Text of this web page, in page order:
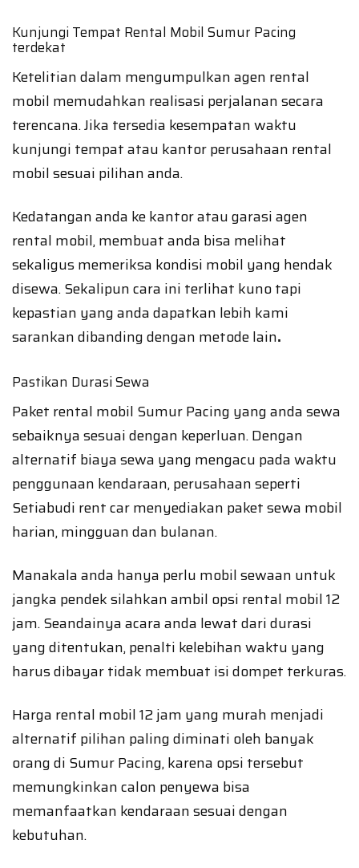
Kunjungi Tempat Rental Mobil Sumur Pacing
terdekat
Ketelitian dalam mengumpulkan agen rental
mobil memudahkan realisasi perjalanan secara
terencana. Jika tersedia kesempatan waktu
kunjungi tempat atau kantor perusahaan rental
mobil sesuai pilihan anda.
Kedatangan anda ke kantor atau garasi agen
rental mobil, membuat anda bisa melihat
sekaligus memeriksa kondisi mobil yang hendak
disewa. Sekalipun cara ini terlihat kuno tapi
kepastian yang anda dapatkan lebih kami
sarankan dibanding dengan metode lain.
Pastikan Durasi Sewa
Paket rental mobil Sumur Pacing yang anda sewa
sebaiknya sesuai dengan keperluan. Dengan
alternatif biaya sewa yang mengacu pada waktu
penggunaan kendaraan, perusahaan seperti
Setiabudi rent car menyediakan paket sewa mobil
harian, mingguan dan bulanan.
Manakala anda hanya perlu mobil sewaan untuk
jangka pendek silahkan ambil opsi rental mobil 12
jam. Seandainya acara anda lewat dari durasi
yang ditentukan, penalti kelebihan waktu yang
harus dibayar tidak membuat isi dompet terkuras.
Harga rental mobil 12 jam yang murah menjadi
alternatif pilihan paling diminati oleh banyak
orang di Sumur Pacing, karena opsi tersebut
memungkinkan calon penyewa bisa
memanfaatkan kendaraan sesuai dengan
kebutuhan.